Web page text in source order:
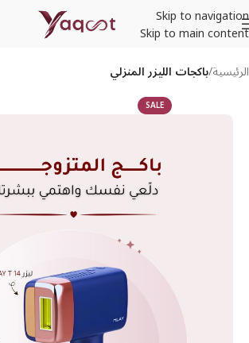
Skip to navigation
Skip to main content
الرئيسية باكجات الليزر المنزلي
SALE